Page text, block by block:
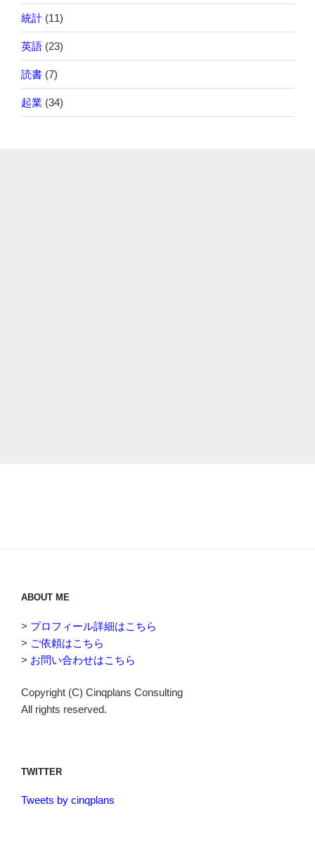
統計 (11)
英語 (23)
読書 (7)
起業 (34)
ABOUT ME
> プロフィール詳細はこちら
> ご依頼はこちら
> お問い合わせはこちら
Copyright (C) Cinqplans Consulting
All rights reserved.
TWITTER
Tweets by cinqplans